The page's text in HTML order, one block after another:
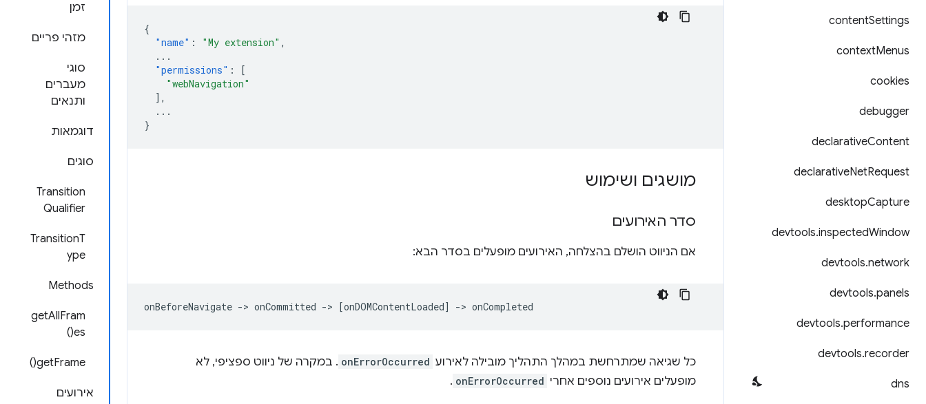
contentSettings
contextMenus
cookies
debugger
declarativeContent
declarativeNetRequest
desktopCapture
devtools.inspectedWindow
devtools.network
devtools.panels
devtools.performance
devtools.recorder
dns
זמן
מזהי פריים
סוגי
מעברים
ותנאים
דוגמאות
סוגים
Transition
Qualifier
TransitionT
ype
Methods
getAllFram
es()
getFrame()
אירועים
{
"name" : "My extension" ,
...
"permissions" :
[
"webNavigation"
],
...
}
מושגים ושימוש
סדר האירועים
אם הניווט הושלם בהצלחה, האירועים מופעלים בסדר הבא:
כל שגיאה שמתרחשת במהלך התהליך מובילה לאירוע onErrorOccurred . במקרה של ניווט ספציפי, לא
מופעלים אירועים נוספים אחרי onErrorOccurred
.